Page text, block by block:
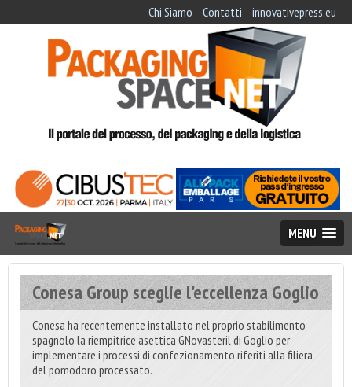
Chi Siamo Contatti innovativepress.eu
MENU
Conesa Group sceglie l'eccellenza Goglio
Conesa ha recentemente installato nel proprio stabilimento
spagnolo la riempitrice asettica GNovasteril di Goglio per
implementare i processi di confezionamento riferiti alla filiera
del pomodoro processato.